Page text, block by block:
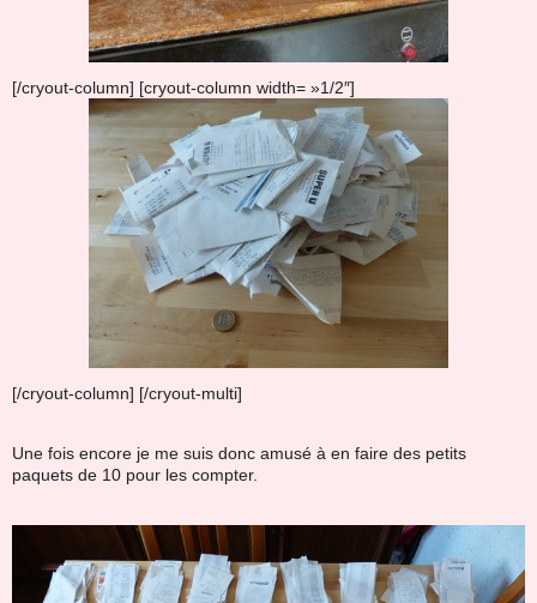
[/cryout-column] [cryout-column width= »1/2″]
[/cryout-column] [/cryout-multi]
Une fois encore je me suis donc amusé à en faire des petits
paquets de 10 pour les compter.